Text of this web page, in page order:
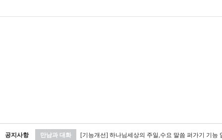
공지사항 만남과 대화 [기능개선] 하나님세상의 주일,수요 말씀 퍼가기 기능